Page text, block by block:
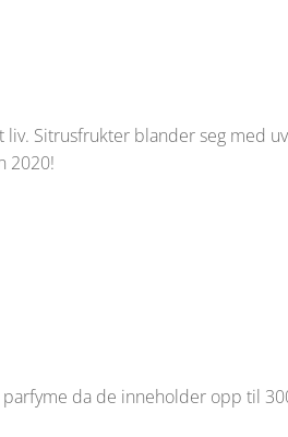
Sitrusfrukter blander seg med
2020!
da de inneholder opp til